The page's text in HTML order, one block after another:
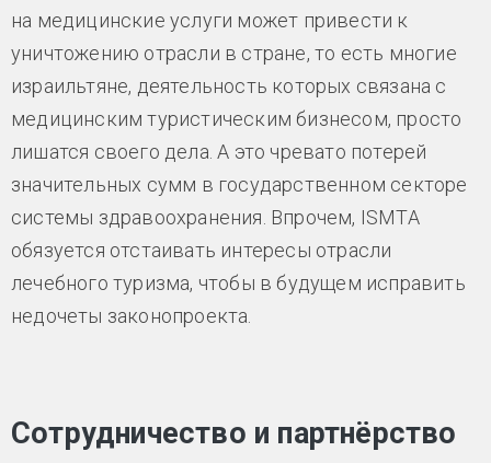
на медицинские услуги может привести к
уничтожению отрасли в стране, то есть многие
израильтяне, деятельность которых связана с
медицинским туристическим бизнесом, просто
лишатся своего дела. А это чревато потерей
значительных сумм в государственном секторе
системы здравоохранения. Впрочем, ISMTA
обязуется отстаивать интересы отрасли
лечебного туризма, чтобы в будущем исправить
недочеты законопроекта.
Сотрудничество и партнёрство